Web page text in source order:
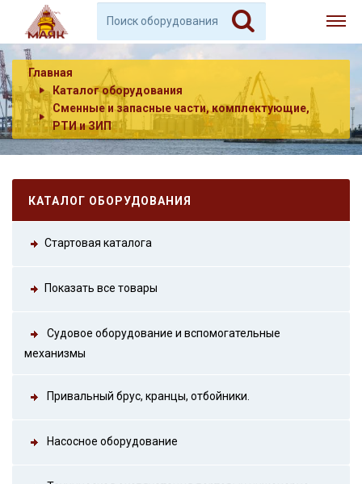
Главная
Каталог оборудования
Сменные и запасные части, комплектующие,
РТИ и ЗИП
КАТАЛОГ ОБОРУДОВАНИЯ
Стартовая каталога
Показать все товары
Судовое оборудование и вспомогательные
механизмы
Привальный брус, кранцы, отбойники.
Насосное оборудование